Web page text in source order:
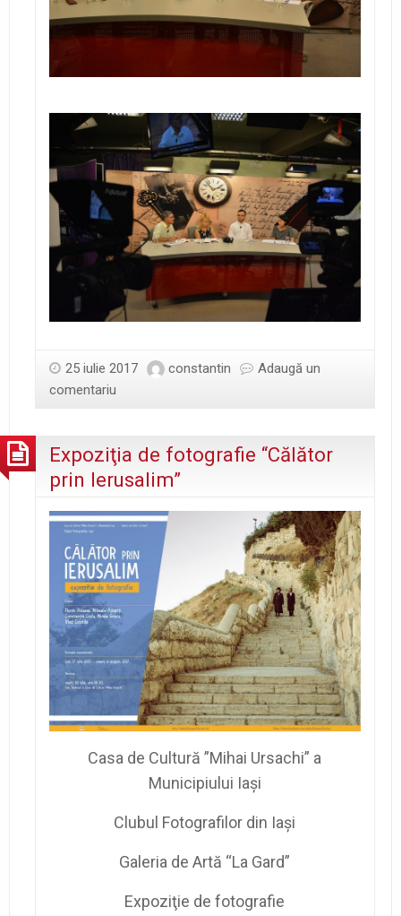
25 iulie 2017 constantin
Adaugă un
comentariu
Expoziţia de fotografie “Călător
prin Ierusalim”
Casa de Cultură ”Mihai Ursachi” a
Municipiului Iași
Clubul Fotografilor din Iași
Galeria de Artă “La Gard”
Expoziţie de fotografie